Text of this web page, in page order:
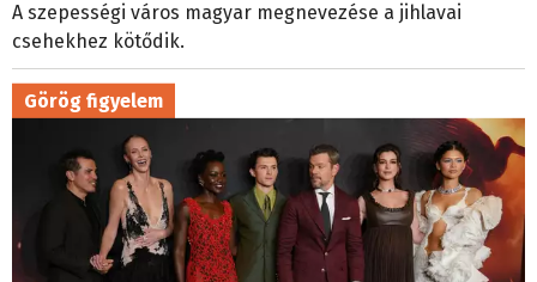
A szepességi város magyar megnevezése a jihlavai
csehekhez kötődik.
Görög figyelem